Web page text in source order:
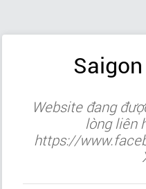
Website đang
lòng liên
https://